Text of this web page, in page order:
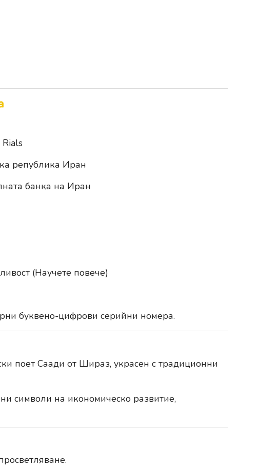
република Иран
банка на Иран
(Научете повече)
буквено-цифрови серийни номера.
поет Саади от Шираз, украсен с традиционни
символи на икономическо развитие,